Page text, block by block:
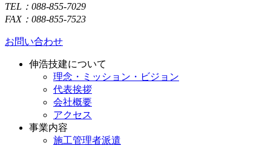
TEL：088-855-7029
FAX：088-855-7523
お問い合わせ
伸浩技建について
理念・ミッション・ビジョン
代表挨拶
会社概要
アクセス
事業内容
施工管理者派遣